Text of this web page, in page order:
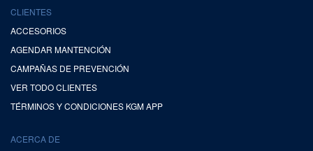
CLIENTES
ACCESORIOS
AGENDAR MANTENCIÓN
CAMPAÑAS DE PREVENCIÓN
VER TODO CLIENTES
TÉRMINOS Y CONDICIONES KGM APP
ACERCA DE